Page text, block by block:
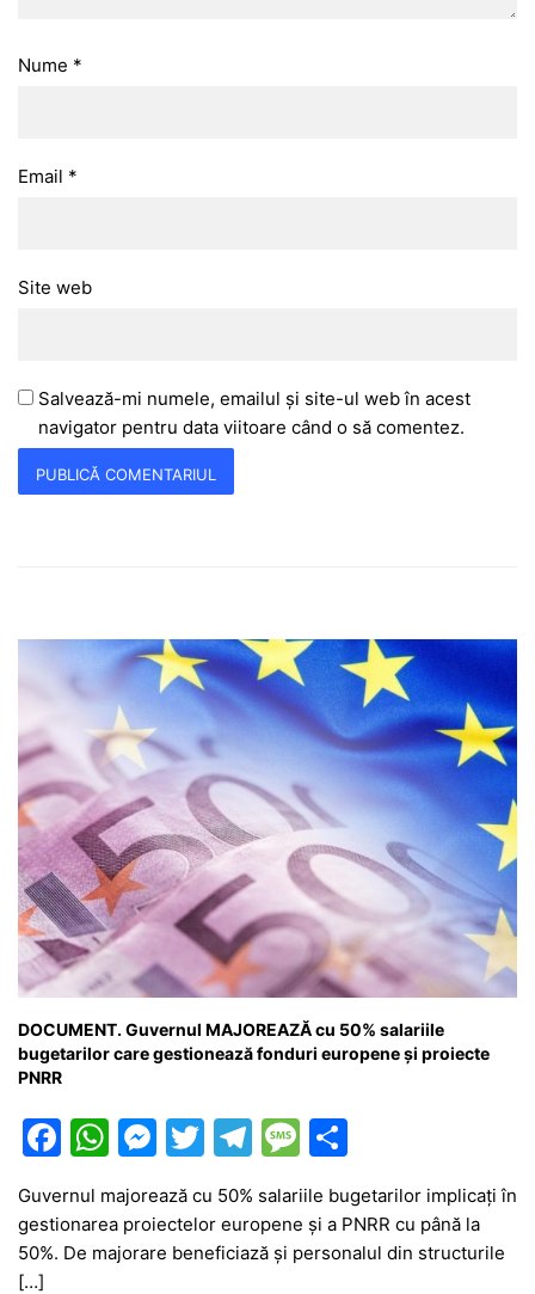
Nume *
Email *
Site web
Salvează-mi numele, emailul și site-ul web în acest
navigator pentru data viitoare când o să comentez.
DOCUMENT. Guvernul MAJOREAZĂ cu 50% salariile
bugetarilor care gestionează fonduri europene și proiecte
PNRR
F
c
e
W
h
at
s
M
s
s
T
itt
er
T
e
gr
M
e
s
s
ta
je
Guvernul majorează cu 50% salariile bugetarilor implicați în
gestionarea proiectelor europene și a PNRR cu până la
50%. De majorare beneficiază și personalul din structurile
[…]